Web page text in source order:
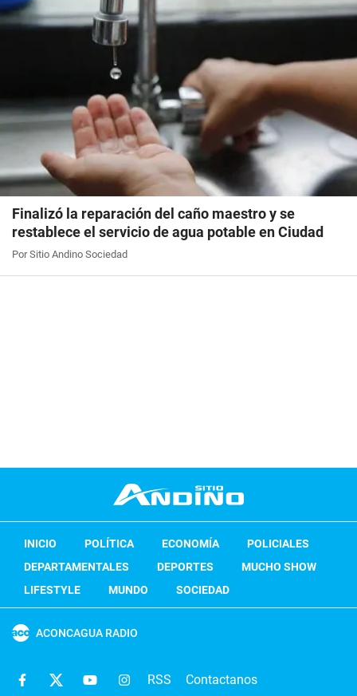
Finalizó la reparación del caño maestro y se
restablece el servicio de agua potable en Ciudad
Por Sitio Andino Sociedad
INICIO POLÍTICA ECONOMÍA
POLICIALES
DEPARTAMENTALES
DEPORTES
MUCHO SHOW
LIFESTYLE
MUNDO SOCIEDAD
ACONCAGUA RADIO
RSS Contactanos